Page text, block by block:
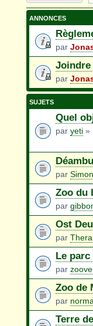
nouveau sujet
ANNONCES
par
Joindre
par
SUJETS
Quel
par yeti »
par
Zoo du
par
Ost
par
Le
par
Zoo de
par
Terre